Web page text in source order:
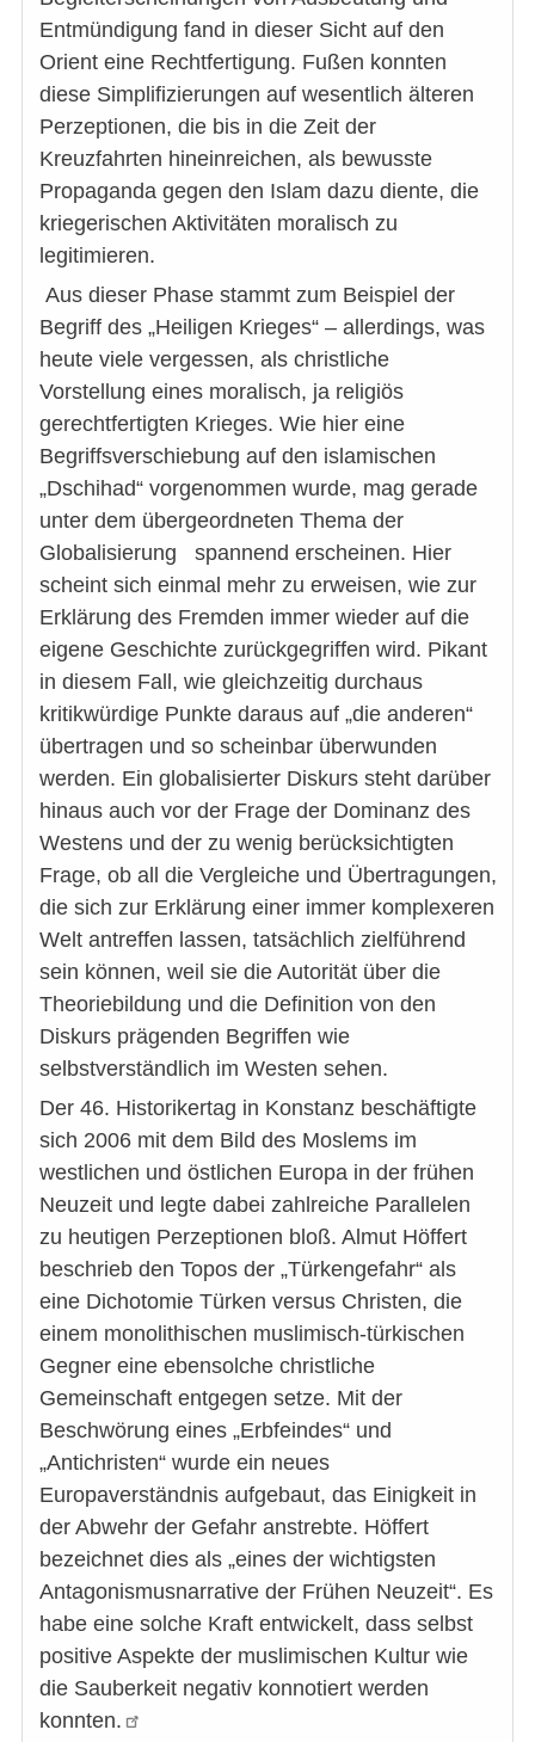
Entmündigung fand in dieser Sicht auf den
Orient eine Rechtfertigung. Fußen konnten
diese Simplifizierungen auf wesentlich älteren
Perzeptionen, die bis in die Zeit der
Kreuzfahrten hineinreichen, als bewusste
Propaganda gegen den Islam dazu diente, die
kriegerischen Aktivitäten moralisch zu
legitimieren.
Aus dieser Phase stammt zum Beispiel der
Begriff des „Heiligen Krieges“ – allerdings, was
heute viele vergessen, als christliche
Vorstellung eines moralisch, ja religiös
gerechtfertigten Krieges. Wie hier eine
Begriffsverschiebung auf den islamischen
„Dschihad“ vorgenommen wurde, mag gerade
unter dem übergeordneten Thema der
Globalisierung spannend erscheinen. Hier
scheint sich einmal mehr zu erweisen, wie zur
Erklärung des Fremden immer wieder auf die
eigene Geschichte zurückgegriffen wird. Pikant
in diesem Fall, wie gleichzeitig durchaus
kritikwürdige Punkte daraus auf „die anderen“
übertragen und so scheinbar überwunden
werden. Ein globalisierter Diskurs steht darüber
hinaus auch vor der Frage der Dominanz des
Westens und der zu wenig berücksichtigten
Frage, ob all die Vergleiche und Übertragungen,
die sich zur Erklärung einer immer komplexeren
Welt antreffen lassen, tatsächlich zielführend
sein können, weil sie die Autorität über die
Theoriebildung und die Definition von den
Diskurs prägenden Begriffen wie
selbstverständlich im Westen sehen.
Der 46. Historikertag in Konstanz beschäftigte
sich 2006 mit dem Bild des Moslems im
westlichen und östlichen Europa in der frühen
Neuzeit und legte dabei zahlreiche Parallelen
zu heutigen Perzeptionen bloß. Almut Höffert
beschrieb den Topos der „Türkengefahr“ als
eine Dichotomie Türken versus Christen, die
einem monolithischen muslimisch-türkischen
Gegner eine ebensolche christliche
Gemeinschaft entgegen setze. Mit der
Beschwörung eines „Erbfeindes“ und
„Antichristen“ wurde ein neues
Europaverständnis aufgebaut, das Einigkeit in
der Abwehr der Gefahr anstrebte. Höffert
bezeichnet dies als „eines der wichtigsten
Antagonismusnarrative der Frühen Neuzeit“. Es
habe eine solche Kraft entwickelt, dass selbst
positive Aspekte der muslimischen Kultur wie
die Sauberkeit negativ konnotiert werden
konnten.